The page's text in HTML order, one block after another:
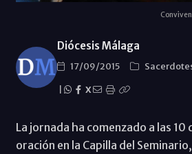
Diócesis Málaga
17/09/2015
X
La jornada ha comenzado a las 10
oración en la Capilla del